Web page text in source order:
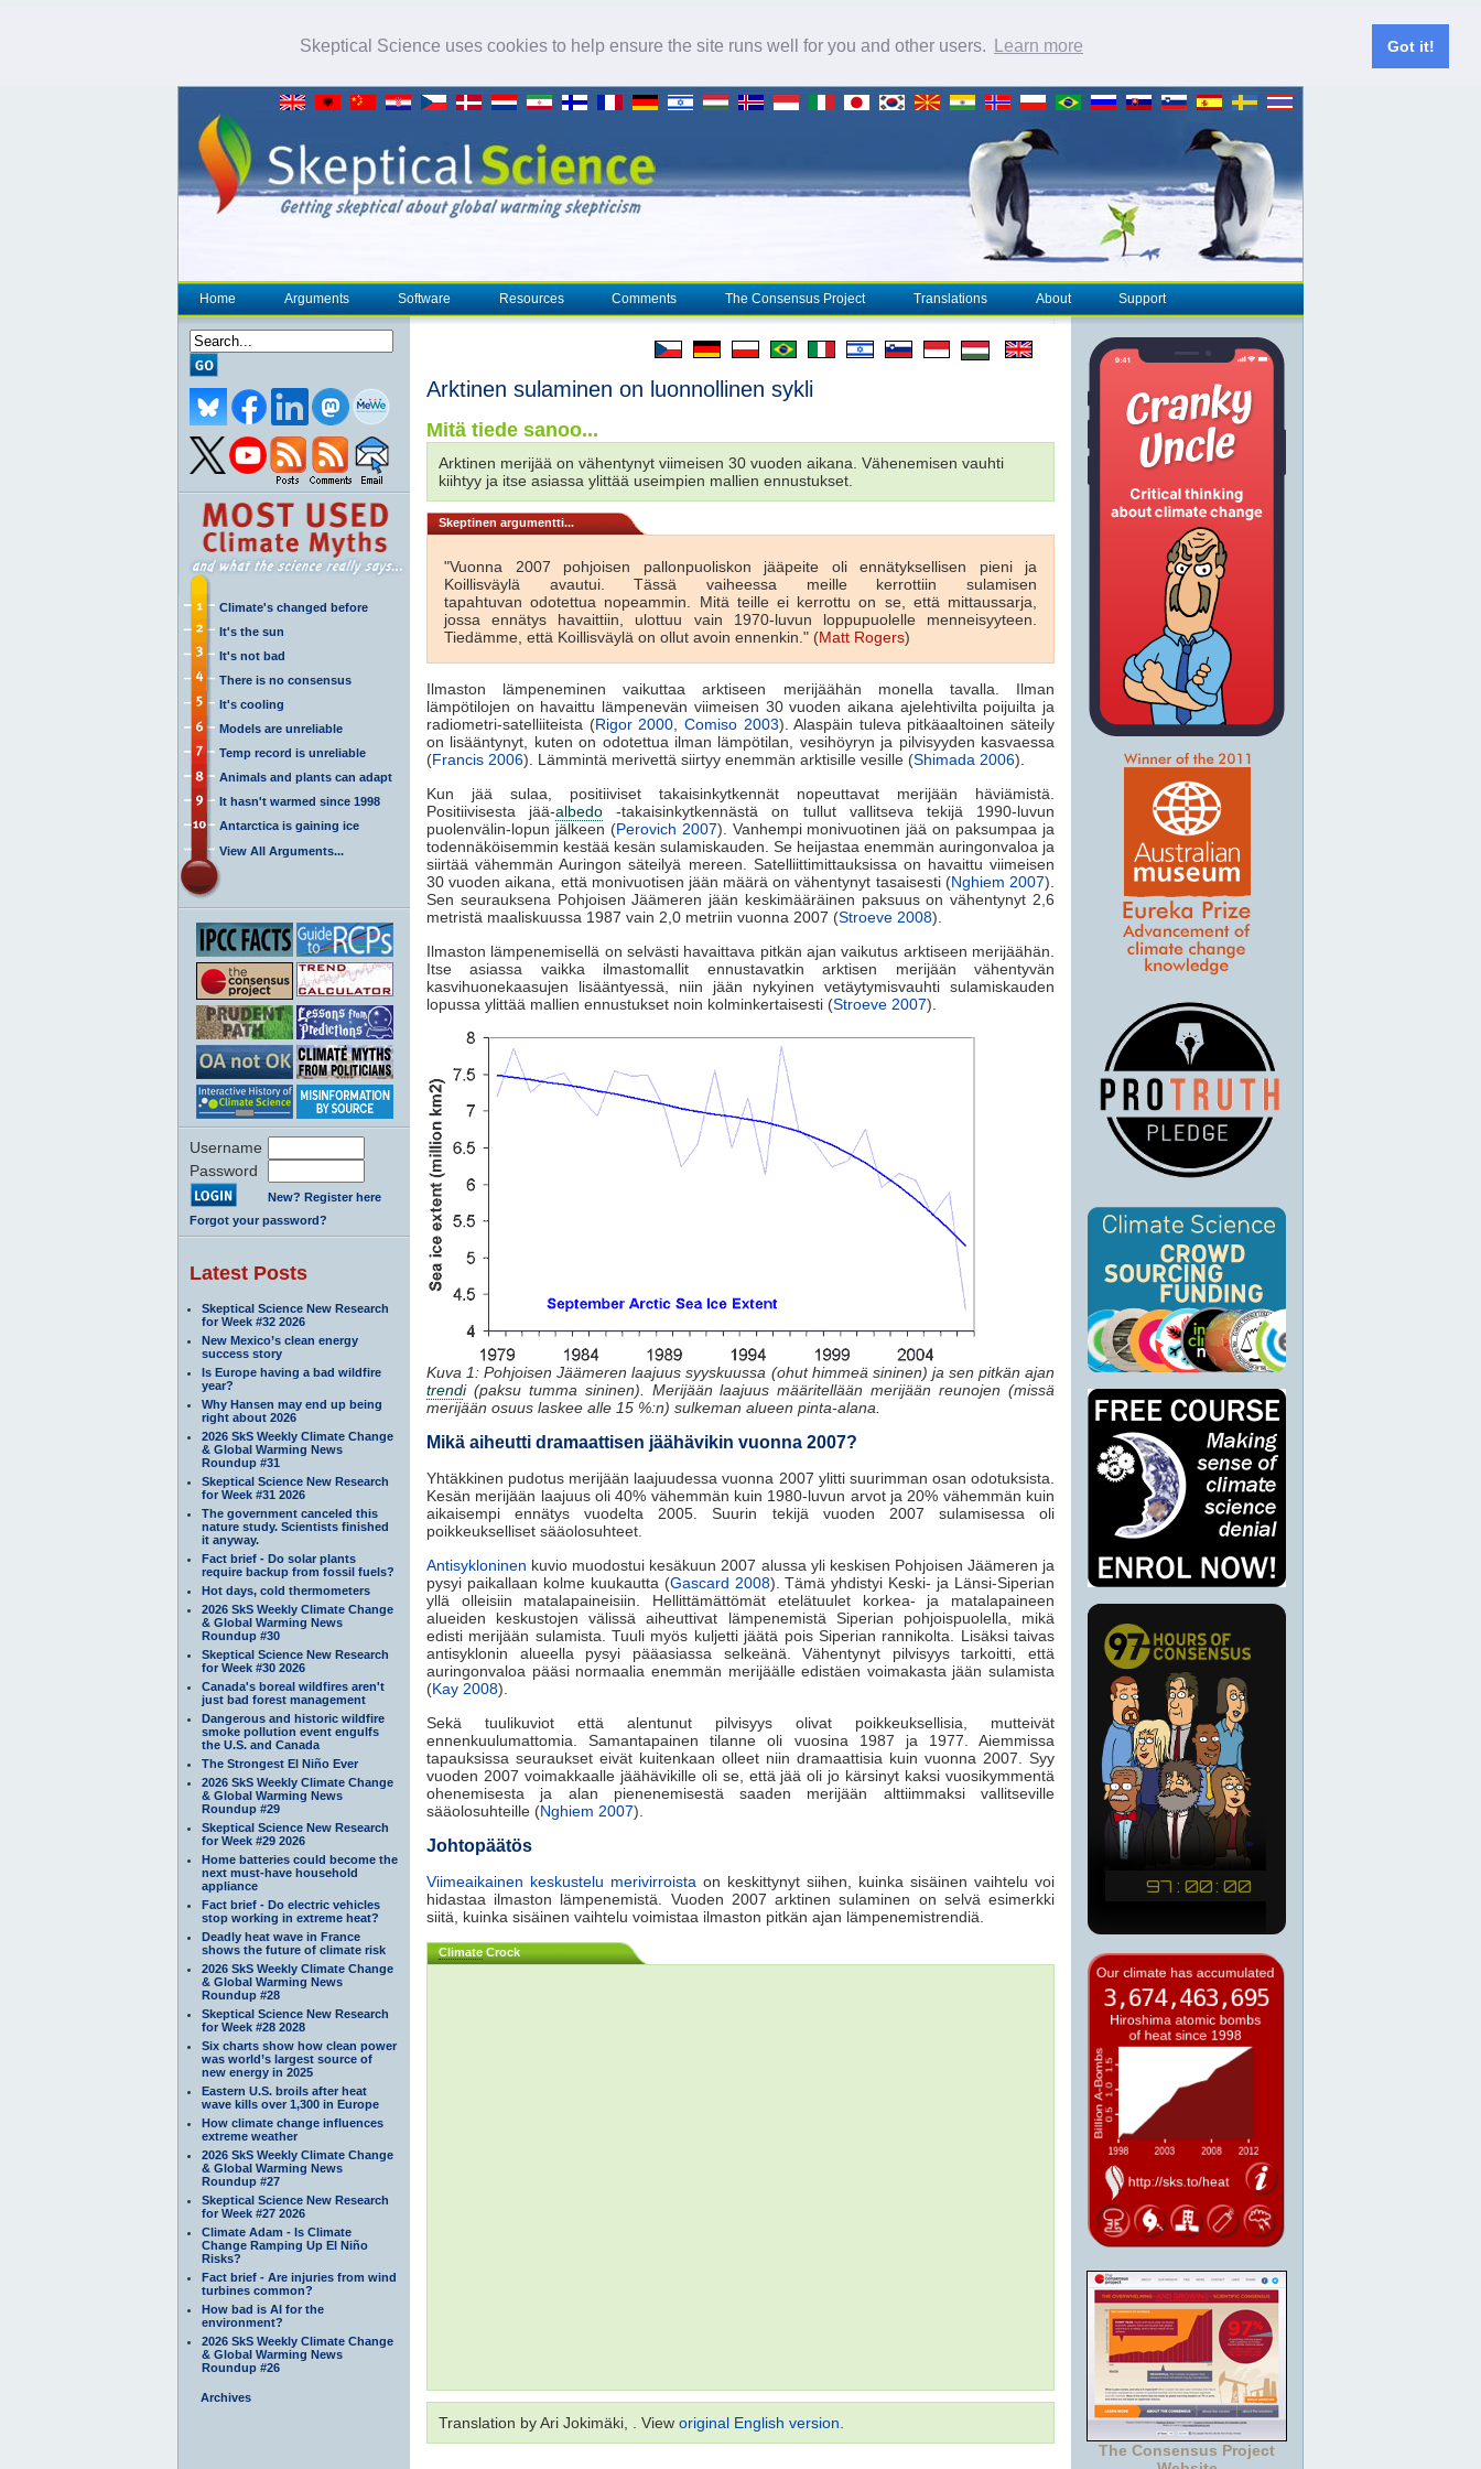
Skeptical Science uses cookies to help ensure the site runs well for you and other users. Learn more Got it!
Home Arguments Software Resources Comments The Consensus Project Translations About Support
Climate's changed before
It's the sun
It's not bad
There is no consensus
It's cooling
Models are unreliable
Temp record is unreliable
Animals and plants can adapt
It hasn't warmed since 1998
Antarctica is gaining ice
View All Arguments...
Username
Password
New? Register here
Forgot your password?
Latest Posts
Skeptical Science New Research
for Week #32 2026
New Mexico’s clean energy
success story
Is Europe having a bad wildfire
year?
Why Hansen may end up being
right about 2026
2026 SkS Weekly Climate Change
& Global Warming News
Roundup #31
Skeptical Science New Research
for Week #31 2026
The government canceled this
nature study. Scientists finished
it anyway.
Fact brief - Do solar plants
require backup from fossil fuels?
Hot days, cold thermometers
2026 SkS Weekly Climate Change
& Global Warming News
Roundup #30
Skeptical Science New Research
for Week #30 2026
Canada's boreal wildfires aren't
just bad forest management
Dangerous and historic wildfire
smoke pollution event engulfs
the U.S. and Canada
The Strongest El Niño Ever
2026 SkS Weekly Climate Change
& Global Warming News
Roundup #29
Skeptical Science New Research
for Week #29 2026
Home batteries could become the
next must-have household
appliance
Fact brief - Do electric vehicles
stop working in extreme heat?
Deadly heat wave in France
shows the future of climate risk
2026 SkS Weekly Climate Change
& Global Warming News
Roundup #28
Skeptical Science New Research
for Week #28 2028
Six charts show how clean power
was world’s largest source of
new energy in 2025
Eastern U.S. broils after heat
wave kills over 1,300 in Europe
How climate change influences
extreme weather
2026 SkS Weekly Climate Change
& Global Warming News
Roundup #27
Skeptical Science New Research
for Week #27 2026
Climate Adam - Is Climate
Change Ramping Up El Niño
Risks?
Fact brief - Are injuries from wind
turbines common?
How bad is AI for the
environment?
2026 SkS Weekly Climate Change
& Global Warming News
Roundup #26
Archives
Arktinen sulaminen on luonnollinen sykli
Mitä tiede sanoo...
Arktinen merijää on vähentynyt viimeisen 30 vuoden aikana. Vähenemisen vauhti
kiihtyy ja itse asiassa ylittää useimpien mallien ennustukset.
Skeptinen argumentti...
"Vuonna 2007 pohjoisen pallonpuoliskon jääpeite oli ennätyksellisen pieni ja
Koillisväylä avautui. Tässä vaiheessa meille kerrottiin sulamisen
tapahtuvan odotettua nopeammin. Mitä teille ei kerrottu on se, että mittaussarja,
jossa ennätys havaittiin, ulottuu vain 1970-luvun loppupuolelle menneisyyteen.
Tiedämme, että Koillisväylä on ollut avoin ennenkin." (Matt Rogers)
Ilmaston lämpeneminen vaikuttaa arktiseen merijäähän monella tavalla. Ilman
lämpötilojen on havaittu lämpenevän viimeisen 30 vuoden aikana ajelehtivilta poijuilta ja
radiometri-satelliiteista (Rigor 2000 Comiso 2003). Alaspäin tuleva pitkäaaltoinen säteily
on lisääntynyt, kuten on odotettua ilman lämpötilan, vesihöyryn ja pilvisyyden kasvaessa
(Francis 2006). Lämmintä merivettä siirtyy enemmän arktisille vesille (Shimada 2006).
Kun jää sulaa, positiiviset takaisinkytkennät nopeuttavat merijään häviämistä.
Positiivisesta jää-albedo -takaisinkytkennästä on tullut vallitseva tekijä 1990-luvun
puolenvälin-lopun jälkeen (Perovich 2007). Vanhempi monivuotinen jää on paksumpaa ja
todennäköisemmin kestää kesän sulamiskauden. Se heijastaa enemmän auringonvaloa ja
siirtää vähemmän Auringon säteilyä mereen. Satelliittimittauksissa on havaittu viimeisen
30 vuoden aikana, että monivuotisen jään määrä on vähentynyt tasaisesti (Nghiem 2007).
Sen seurauksena Pohjoisen Jäämeren jään keskimääräinen paksuus on vähentynyt 2,6
metristä maaliskuussa 1987 vain 2,0 metriin vuonna 2007 (Stroeve 2008).
Ilmaston lämpenemisellä on selvästi havaittava pitkän ajan vaikutus arktiseen merijäähän.
Itse asiassa vaikka ilmastomallit ennustavatkin arktisen merijään vähentyvän
kasvihuonekaasujen lisääntyessä, niin jään nykyinen vetäytymisvauhti sulamiskauden
lopussa ylittää mallien ennustukset noin kolminkertaisesti (Stroeve 2007).
Kuva 1: Pohjoisen Jäämeren laajuus syyskuussa (ohut himmeä sininen) ja sen pitkän ajan
trendi (paksu tumma sininen). Merijään laajuus määritellään merijään reunojen (missä
merijään osuus laskee alle 15 %:n) sulkeman alueen pinta-alana.
Mikä aiheutti dramaattisen jäähävikin vuonna 2007?
Yhtäkkinen pudotus merijään laajuudessa vuonna 2007 ylitti suurimman osan odotuksista.
Kesän merijään laajuus oli 40% vähemmän kuin 1980-luvun arvot ja 20% vähemmän kuin
aikaisempi ennätys vuodelta 2005. Suurin tekijä vuoden 2007 sulamisessa oli
poikkeukselliset sääolosuhteet.
Antisykloninen kuvio muodostui kesäkuun 2007 alussa yli keskisen Pohjoisen Jäämeren ja
pysyi paikallaan kolme kuukautta (Gascard 2008). Tämä yhdistyi Keski- ja Länsi-Siperian
yllä olleisiin matalapaineisiin. Hellittämättömät etelätuulet korkea- ja matalapaineen
alueiden keskustojen välissä aiheuttivat lämpenemistä Siperian pohjoispuolella, mikä
edisti merijään sulamista. Tuuli myös kuljetti jäätä pois Siperian rannikolta. Lisäksi taivas
antisyklonin alueella pysyi pääasiassa selkeänä. Vähentynyt pilvisyys tarkoitti, että
auringonvaloa pääsi normaalia enemmän merijäälle edistäen voimakasta jään sulamista
(Kay 2008).
Sekä tuulikuviot että alentunut pilvisyys olivat poikkeuksellisia, mutteivät
ennenkuulumattomia. Samantapainen tilanne oli vuosina 1987 ja 1977. Aiemmissa
tapauksissa seuraukset eivät kuitenkaan olleet niin dramaattisia kuin vuonna 2007. Syy
vuoden 2007 voimakkaalle jäähävikille oli se, että jää oli jo kärsinyt kaksi vuosikymmentä
ohenemisesta ja alan pienenemisestä saaden merijään alttiimmaksi vallitseville
sääolosuhteille (Nghiem 2007).
Johtopäätös
Viimeaikainen keskustelu merivirroista on keskittynyt siihen, kuinka sisäinen vaihtelu voi
hidastaa ilmaston lämpenemistä. Vuoden 2007 arktinen sulaminen on selvä esimerkki
siitä, kuinka sisäinen vaihtelu voimistaa ilmaston pitkän ajan lämpenemistrendiä.
Climate Crock
Translation by Ari Jokimäki, . View original English version
The Consensus Project